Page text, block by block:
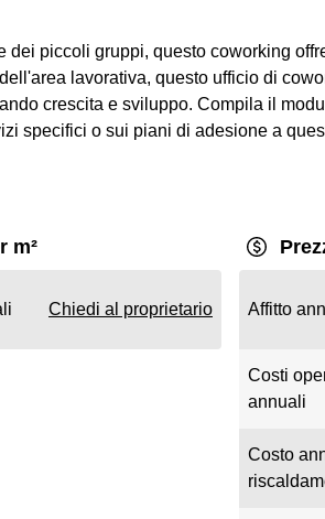
dei piccoli gruppi, questo coworking
lavorativa, questo ufficio di
crescita e sviluppo. Compila il
specifici o sui piani di adesione a
m²
Chiedi al proprietario Affitto
Costi
annuali
Costo